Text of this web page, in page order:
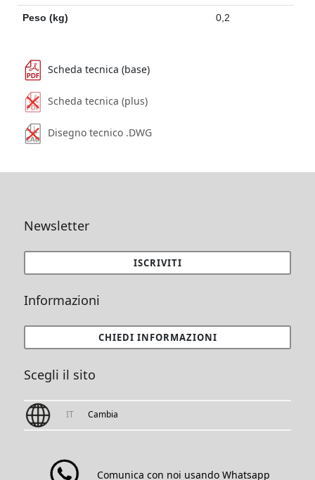
Peso (kg) 0,2
Scheda tecnica (base)
Scheda tecnica (plus)
Disegno tecnico .DWG
Newsletter
ISCRIVITI
Informazioni
CHIEDI INFORMAZIONI
Scegli il sito
IT Cambia
Comunica con noi usando Whatsapp